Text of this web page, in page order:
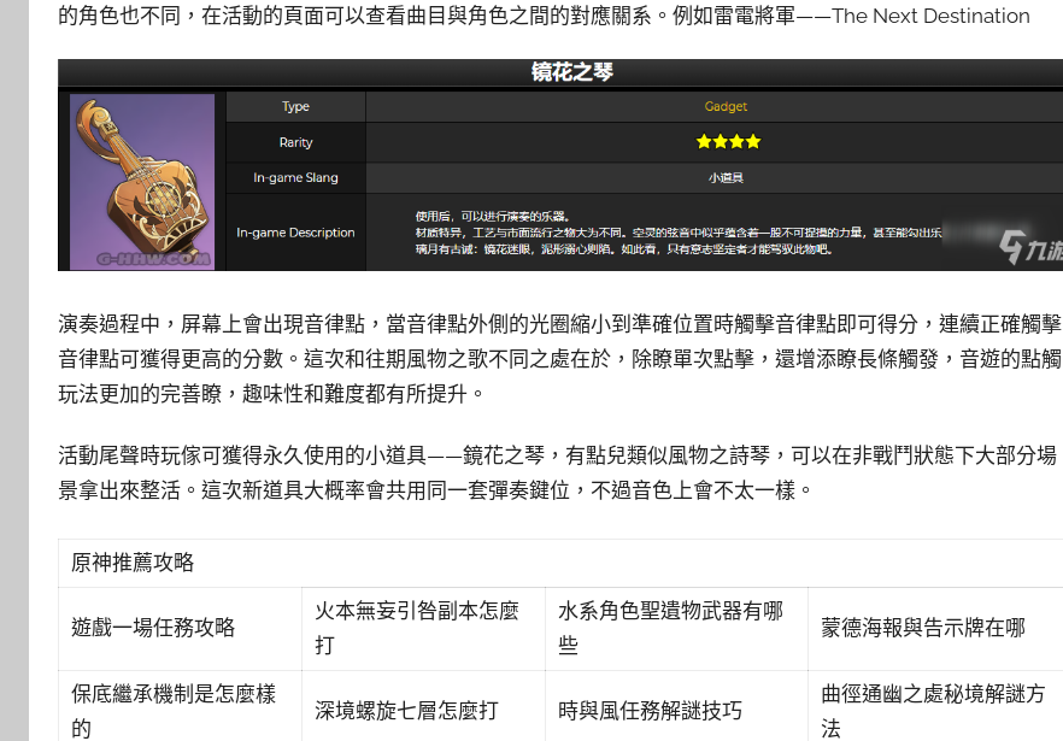
的角色也不同，在活動的頁面可以查看曲目與角色之間的對應關系。例如雷電將軍——The Next Destination
演奏過程中，屏幕上會出現音律點，當音律點外側的光圈縮小到準確位置時觸擊音律點即可得分，連續正確觸擊
音律點可獲得更高的分數。這次和往期風物之歌不同之處在於，除瞭單次點擊，還增添瞭長條觸發，音遊的點觸
玩法更加的完善瞭，趣味性和難度都有所提升。
活動尾聲時玩傢可獲得永久使用的小道具——鏡花之琴，有點兒類似風物之詩琴，可以在非戰鬥狀態下大部分場
景拿出來整活。這次新道具大概率會共用同一套彈奏鍵位，不過音色上會不太一樣。
原神推薦攻略
遊戲一場任務攻略
火本無妄引咎副本怎麼
打
水系角色聖遺物武器有哪
些
蒙德海報與告示牌在哪
保底繼承機制是怎麼樣
的
深境螺旋七層怎麼打 時與風任務解謎技巧
曲徑通幽之處秘境解謎方
法